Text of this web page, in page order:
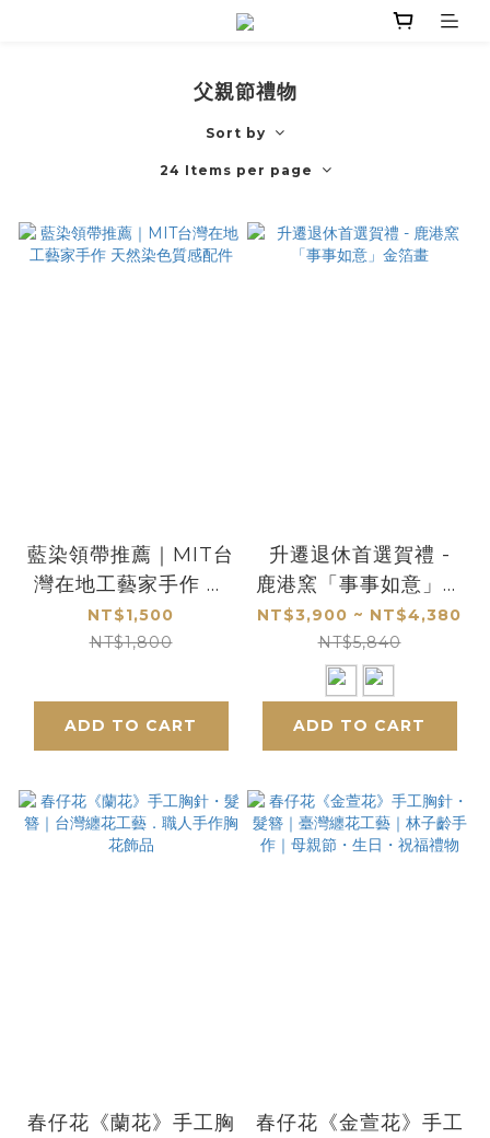
父親節禮物
Sort by
24 Items per page
藍染領帶推薦｜MIT台
灣在地工藝家手作 天
然染色質感配件
NT$1,500
NT$1,800
ADD TO CART
升遷退休首選賀禮 -
鹿港窯「事事如意」金
箔畫
NT$3,900 ~ NT$4,380
NT$5,840
ADD TO CART
春仔花《蘭花》手工胸
春仔花《金萱花》手工